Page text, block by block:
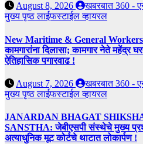
August 8, 2026
खबरबात 360 -
मुख्य पृष्ठलाईफस्टाईलव्हायरल
New Maritime & General
कामगारांना दिलासा; कामगार नेते महेंद्र
ऐतिहासिक पगारवाढ !
August 7, 2026
खबरबात 360 -
मुख्य पृष्ठलाईफस्टाईलव्हायरल
JANARDAN BHAGAT
SANSTHA: जेबीएसपी संस्थेचे मुख्य
अत्याधुनिक मूट कोर्टचे थाटात लोकार्पण !